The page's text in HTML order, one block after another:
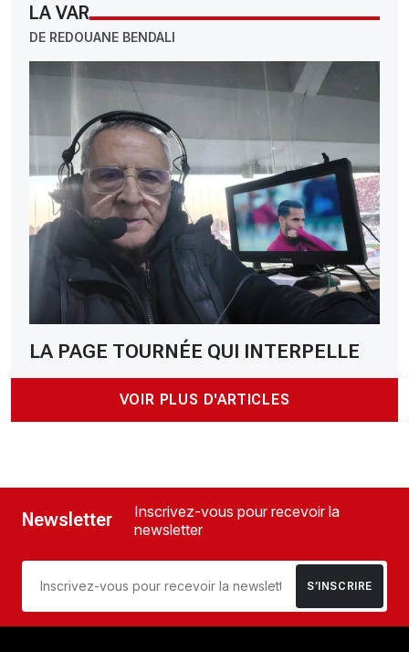
LA VAR
DE REDOUANE BENDALI
LA PAGE TOURNÉE QUI INTERPELLE
VOIR PLUS D'ARTICLES
Newsletter
Inscrivez-vous pour recevoir la
newsletter
S’INSCRIRE